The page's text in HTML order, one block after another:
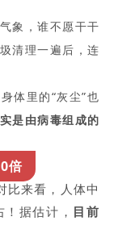
象，谁不愿干干
清理一遍后，连
体里的“灰尘”也
是由病毒组成的
倍
比来看，人体中
据估计， 目前